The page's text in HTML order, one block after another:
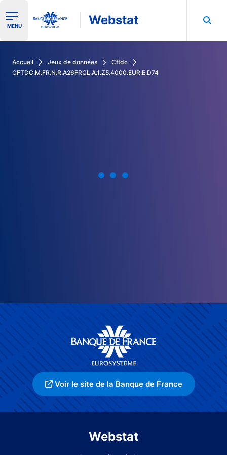
Ouvrir le menu de navigation
MENU Webstat
Accueil Jeux de données
Cftdc
CFTDC.M.FR.N.R.A26FRCL.A.1.Z5.4000.EUR.E.D74
Voir le site de la Banque de France
Webstat